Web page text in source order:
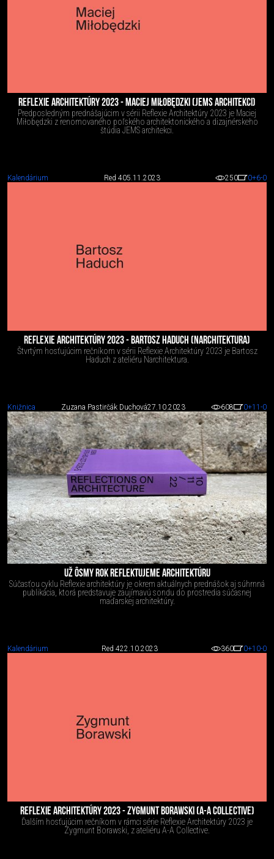
REFLEXIE ARCHITEKTÚRY 2023 - MACIEJ MIŁOBĘDZKI (JEMS ARCHITEKCI)
Predposledným prednášajúcim v sérii Reflexie Architektúry 2023 je Maciej
Miłobędzki z renomovaného poľského architektonického a dizajnérskeho
štúdia JEMS architekci.
Kalendárium Red 405.11.2023 250 0+6-0
REFLEXIE ARCHITEKTÚRY 2023 - BARTOSZ HADUCH (NARCHITEKTURA)
Štvrtým hosťujúcim rečníkom v sérii Reflexie Architektúry 2023 je Bartosz
Haduch z ateliéru Narchitektura.
Knižnica Zuzana Pastirčák Duchová27.10.2023 608 0+11 -0
UŽ ÔSMY ROK REFLEKTUJEME ARCHITEKTÚRU
Súčasťou cyklu Reflexie architektúry je okrem aktuálnych prednášok aj súhrnná
publikácia, ktorá predstavuje zaujímavú sondu do prostredia súčasnej
maďarskej architektúry.
Kalendárium Red 422.10.2023 360 0+10-0
REFLEXIE ARCHITEKTÚRY 2023 - ZYGMUNT BORAWSKI (A-A COLLECTIVE)
Ďalším hosťujúcim rečníkom v rámci série Reflexie Architektúry 2023 je
Zygmunt Borawski, z ateliéru A-A Collective.